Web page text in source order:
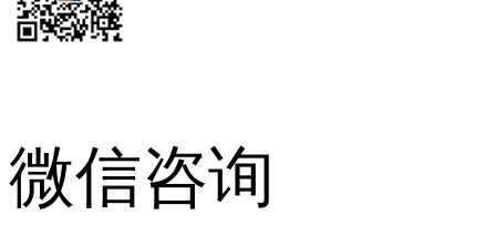
微信咨询